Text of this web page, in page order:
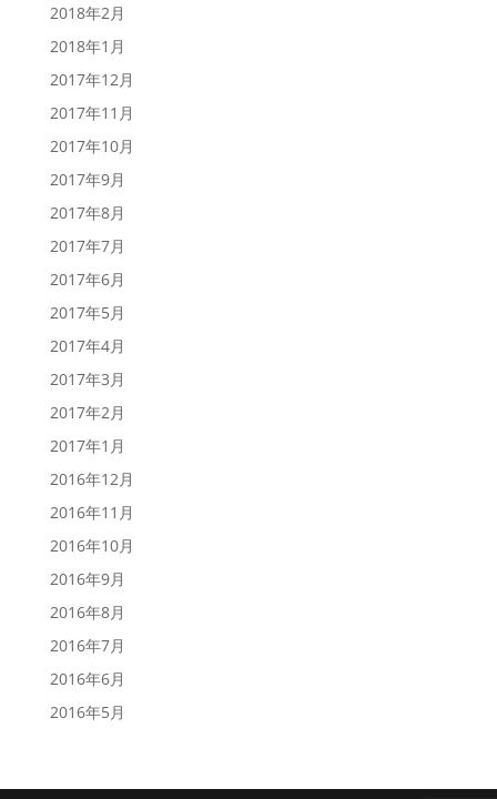
2018年2月
2018年1月
2017年12月
2017年11月
2017年10月
2017年9月
2017年8月
2017年7月
2017年6月
2017年5月
2017年4月
2017年3月
2017年2月
2017年1月
2016年12月
2016年11月
2016年10月
2016年9月
2016年8月
2016年7月
2016年6月
2016年5月